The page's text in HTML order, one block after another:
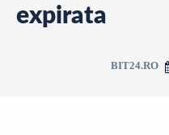
expirata
BIT24.RO